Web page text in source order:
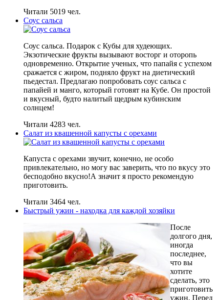
Читали 5019 чел.
Соус сальса
Соус сальса. Подарок с Кубы для худеющих.
Экзотические фрукты вызывают восторг и оторопь
одновременно. Открытие ученых, что папайя с успехом
сражается с жиром, подняло фрукт на диетический
пьедестал. Предлагаю попробовать соус сальса с
папайей и манго, который готовят на Кубе. Он простой
и вкусный, будто налитый щедрым кубинским
солнцем!
Читали 4283 чел.
Салат из квашенной капусты с орехами
Капуста с орехами звучит, конечно, не особо
привлекательно, но могу вас заверить, что по вкусу это
бесподобно вкусно!А значит я просто рекомендую
приготовить.
Читали 3464 чел.
Быстрый ужин - находка для каждой хозяйки
После
долгого дня,
иногда
последнее,
что вы
хотите
сделать, это
приготовить
ужин. Перед